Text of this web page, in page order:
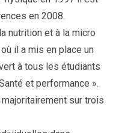
en 2008.
nutrition et à la micro
il a mis en place un
à tous les étudiants
et performance ».
sur trois